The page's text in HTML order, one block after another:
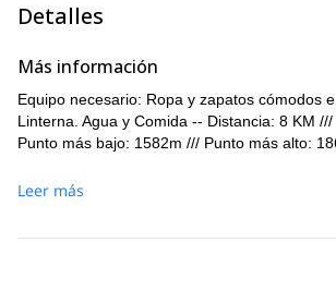
Detalles
Más información
Equipo necesario: Ropa y zapatos cómodos
Linterna. Agua y Comida -- Distancia: 8 KM
Punto más bajo: 1582m /// Punto más alto:
Leer más